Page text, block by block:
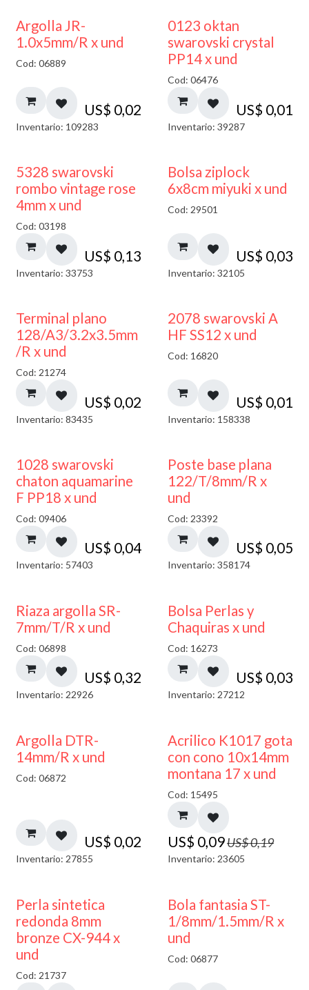
Argolla JR-
1.0x5mm/R x und
Cod: 06889
US$ 0,02
Inventario: 109283
0123 oktan
swarovski crystal
PP14 x und
Cod: 06476
US$ 0,01
Inventario: 39287
5328 swarovski
rombo vintage rose
4mm x und
Cod: 03198
US$ 0,13
Inventario: 33753
¡NUEVO!
Bolsa ziplock
6x8cm miyuki x und
Cod: 29501
US$ 0,03
Inventario: 32105
Terminal plano
128/A3/3.2x3.5mm
/R x und
Cod: 21274
US$ 0,02
Inventario: 83435
2078 swarovski A
HF SS12 x und
Cod: 16820
US$ 0,01
Inventario: 158338
1028 swarovski
chaton aquamarine
F PP18 x und
Cod: 09406
US$ 0,04
Inventario: 57403
Poste base plana
122/T/8mm/R x
und
Cod: 23392
US$ 0,05
Inventario: 358174
Riaza argolla SR-
7mm/T/R x und
Cod: 06898
US$ 0,32
Inventario: 22926
Bolsa Perlas y
Chaquiras x und
Cod: 16273
US$ 0,03
Inventario: 27212
Argolla DTR-
14mm/R x und
Cod: 06872
US$ 0,02
Inventario: 27855
50% DESCUENTO
Acrilico K1017 gota
con cono 10x14mm
montana 17 x und
Cod: 15495
US$ 0,09US$0,19
Inventario: 23605
Perla sintetica
redonda 8mm
bronze CX-944 x
und
Cod: 21737
Bola fantasia ST-
1/8mm/1.5mm/R x
und
Cod: 06877